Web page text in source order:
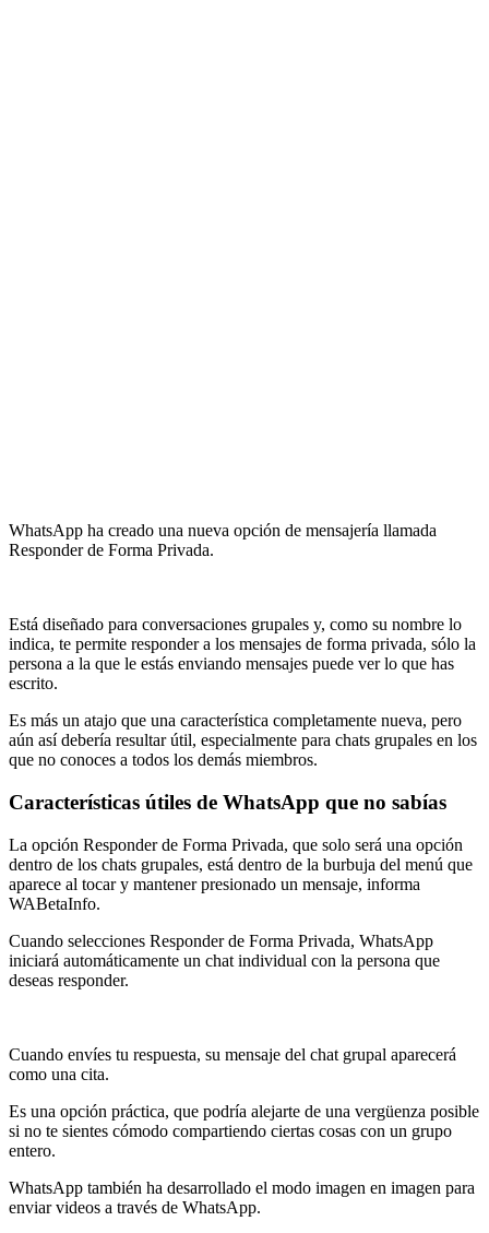
WhatsApp ha creado una nueva opción de mensajería llamada
Responder de Forma Privada.
Está diseñado para conversaciones grupales y, como su nombre lo
indica, te permite responder a los mensajes de forma privada, sólo la
persona a la que le estás enviando mensajes puede ver lo que has
escrito.
Es más un atajo que una característica completamente nueva, pero
aún así debería resultar útil, especialmente para chats grupales en los
que no conoces a todos los demás miembros.
Características útiles de WhatsApp que no sabías
La opción Responder de Forma Privada, que solo será una opción
dentro de los chats grupales, está dentro de la burbuja del menú que
aparece al tocar y mantener presionado un mensaje, informa
WABetaInfo.
Cuando selecciones Responder de Forma Privada, WhatsApp
iniciará automáticamente un chat individual con la persona que
deseas responder.
Cuando envíes tu respuesta, su mensaje del chat grupal aparecerá
como una cita.
Es una opción práctica, que podría alejarte de una vergüenza posible
si no te sientes cómodo compartiendo ciertas cosas con un grupo
entero.
WhatsApp también ha desarrollado el modo imagen en imagen para
enviar videos a través de WhatsApp.